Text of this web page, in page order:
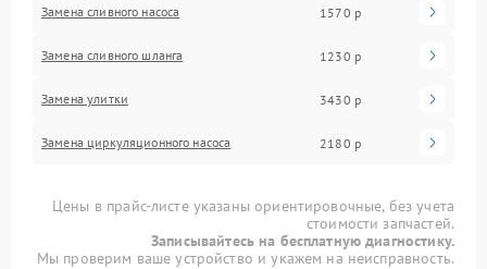
Замена сливного насоса 1570 р
Замена сливного шланга 1230 р
Замена улитки 3430 р
Замена циркуляционного насоса 2180 р
Цены в прайс-листе указаны ориентировочные, без учета
стоимости запчастей.
Записывайтесь на бесплатную диагностику.
Мы проверим ваше устройство и укажем на неисправность.